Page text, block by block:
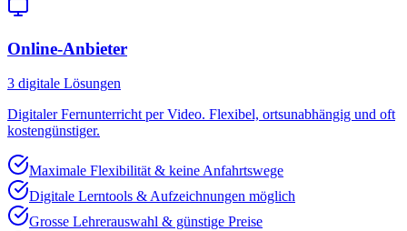
Online-Anbieter
3 digitale Lösungen
Digitaler Fernunterricht per Video. Flexibel, ortsunabhängig und oft
kostengünstiger.
Maximale Flexibilität & keine Anfahrtswege
Digitale Lerntools & Aufzeichnungen möglich
Grosse Lehrerauswahl & günstige Preise